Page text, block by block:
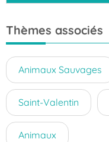
Thèmes associés
Animaux Sauvages
Saint-Valentin
Animaux